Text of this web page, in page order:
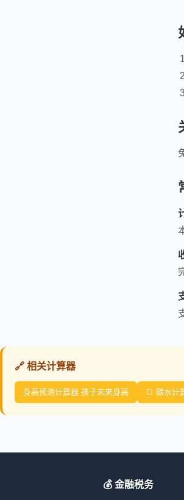
🔗 相关计算器
身高预测计算器 孩子未来身高 🍞 碳水计
💰 金融税务